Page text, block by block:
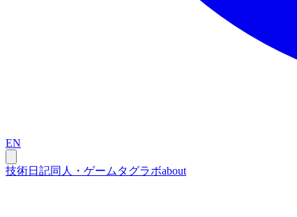
EN
技術日記同人・ゲーム タグラボabout